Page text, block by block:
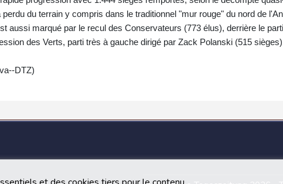
perdu du terrain y compris dans le traditionnel "mur rouge" du nord de
aussi marqué par le recul des Conservateurs (773 élus), derrière le
des Verts, parti très à gauche dirigé par Zack Polanski (515
DTZ)